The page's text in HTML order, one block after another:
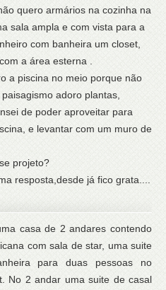
quero armários na cozinha na
sala ampla e com vista para a
com banheira um closet,
a área esterna .
a piscina no meio porque não
adoro plantas,
de poder aproveitar para
e levantar com um muro de
projeto?
resposta,desde já fico grata....
casa de 2 andares contendo
com sala de star, uma suite
para duas pessoas no
No 2 andar uma suite de casal